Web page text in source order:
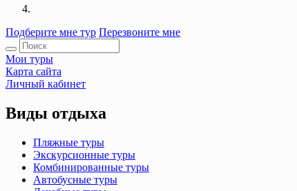
Подберите мне тур Перезвоните мне
Мои туры
Карта сайта
Личный кабинет
Виды отдыха
Пляжные туры
Экскурсионные туры
Комбинированные туры
Автобусные туры